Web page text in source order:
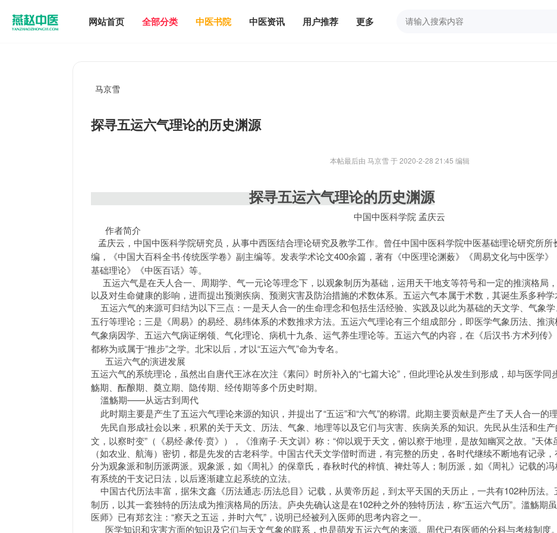
网站首页 全部分类 中医书院 中医资讯 用户推荐 更多
马京雪
探寻五运六气理论的历史渊源
本帖最后由 马京雪 于 2020-2-28 21:45 编辑
探寻五运六气理论的历史渊源
中国中医科学院 孟庆云
作者简介
孟庆云，中国中医科学院研究员，从事中西医结合理论研究及教学工作。曾任中国中医科学院中医基础理论研究所所
编，《中国大百科全书·传统医学卷》副主编等。发表学术论文400余篇，著有《中医理论渊薮》《周易文化与中医学
基础理论》《中医百话》等。
五运六气是在天人合一、周期学、气一元论等理念下，以观象制历为基础，运用天干地支等符号和一定的推演格局
以及对生命健康的影响，进而提出预测疾病、预测灾害及防治措施的术数体系。五运六气本属于术数，其诞生系多种学
五运六气的来源可归结为以下三点：一是天人合一的生命理念和包括生活经验、实践及以此为基础的天文学、气象
五行等理论；三是《周易》的易经、易纬体系的术数推求方法。五运六气理论有三个组成部分，即医学气象历法、推
气象病因学、五运六气病证纲领、气化理论、病机十九条、运气养生理论等。五运六气的内容，在《后汉书·方术列传
都称为或属于“推步”之学。北宋以后，才以“五运六气”命为专名。
五运六气的演进发展
五运六气的系统理论，虽然出自唐代王冰在次注《素问》时所补入的“七篇大论”，但此理论从发生到形成，却与医学
觞期、酝酿期、奠立期、隐传期、经传期等多个历史时期。
滥觞期——从远古到周代
此时期主要是产生了五运六气理论来源的知识，并提出了“五运”和“六气”的称谓。此期主要贡献是产生了天人合一的
先民自形成社会以来，积累的关于天文、历法、气象、地理等以及它们与灾害、疾病关系的知识。先民从生活和生
文，以察时变”（《易经·彖传·贲》），《淮南子·天文训》称：“仰以观于天文，俯以察于地理，是故知幽冥之故。”天
（如农业、航海）密切，都是先发的古老科学。中国古代天文学偕时而进，有完整的历史，各时代继续不断地有记录
分为观象派和制历派两派。观象派，如《周礼》的保章氏，春秋时代的梓慎、裨灶等人；制历派，如《周礼》记载的
有系统的干支记日法，以后逐渐建立起系统的立法。
中国古代历法丰富，据朱文鑫《历法通志·历法总目》记载，从黄帝历起，到太平天国的天历止，一共有102种历法
制历，以其一套独特的历法成为推演格局的历法。庐央先确认这是在102种之外的独特历法，称“五运六气历”。滥觞期
医师》已有郑玄注：“察天之五运，并时六气”，说明已经被列入医师的思考内容之一。
医学知识和灾害方面的知识及它们与天文气象的联系，也是萌发五运六气的来源。周代已有医师的分科与考核制度